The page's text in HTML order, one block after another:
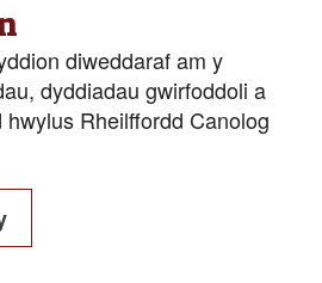
diweddaraf am y
dyddiadau gwirfoddoli a
Rheilffordd Canolog